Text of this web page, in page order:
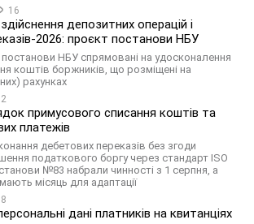
16
депозитних операцій і
2026: проєкт постанови НБУ
НБУ спрямовані на удосконалення
коштів боржників, що розміщені на
рахунках
примусового списання коштів та
платежів
дебетових переказів без згоди
податкового боргу через стандарт ISO
№83 набрали чинності з 1 серпня, а
місяць для адаптації
дані платників на квитанціях